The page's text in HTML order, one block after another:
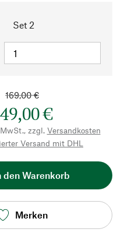
Set 2
169,00 €
€
zzgl. Versandkosten
Versand mit DHL
den Warenkorb
Merken